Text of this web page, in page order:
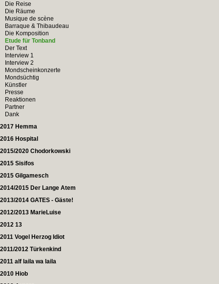
Die Reise
Die Räume
Musique de scène
Barraque & Thibaudeau
Die Komposition
Etude für Tonband
Der Text
Interview 1
Interview 2
Mondscheinkonzerte
Mondsüchtig
Künstler
Presse
Reaktionen
Partner
Dank
2017 Hemma
2016 Hospital
2015/2020 Chodorkowski
2015 Sisifos
2015 Gilgamesch
2014/2015 Der Lange Atem
2013/2014 GATES - Gäste!
2012/2013 MarieLuise
2012 13
2011 Vogel Herzog Idiot
2011/2012 Türkenkind
2011 alf laila wa laila
2010 Hiob